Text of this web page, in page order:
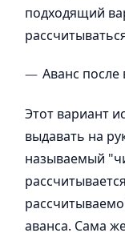
подходящий
Аванс после
Этот вариант
выдавать на
называемый
аванса. Сама